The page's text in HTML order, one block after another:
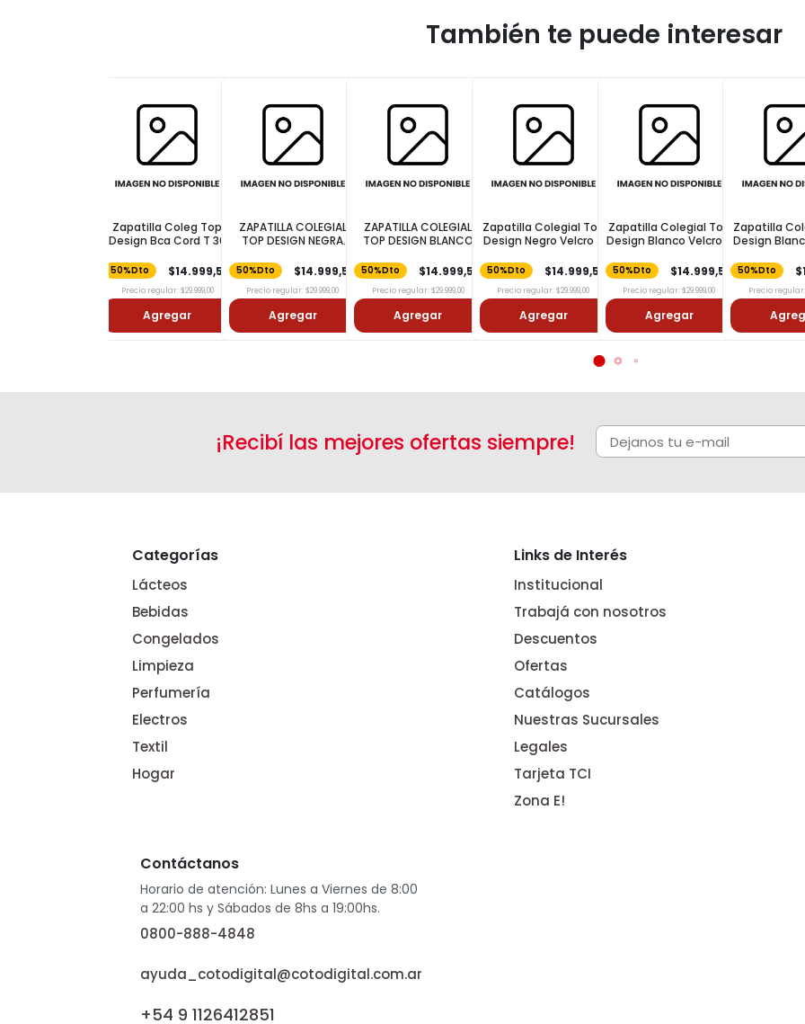
También te puede interesar
Zapatilla Coleg Top
Design Bca Cord T 30
50%Dto $14.999,50
Precio regular: $29.999,00
Agregar
ZAPATILLA COLEGIAL
TOP DESIGN NEGRA
50%Dto $14.999,50
Precio regular: $29.999,00
Agregar
ZAPATILLA COLEGIAL
TOP DESIGN BLANCO
50%Dto $14.999,50
Precio regular: $29.999,00
Agregar
Zapatilla Colegial Top
Design Negro Velcro T
50%Dto $14.999,50
Precio regular: $29.999,00
Agregar
Zapatilla Colegial Top
Design Blanco Velcro T
50%Dto $14.999,50
Precio regular: $29.999,00
Agregar
Zapatilla
Design
50%Dto
Precio regular:
¡Recibí las mejores ofertas siempre!
Categorías
Lácteos
Bebidas
Congelados
Limpieza
Perfumería
Electros
Textil
Hogar
Links de Interés
Institucional
Trabajá con nosotros
Descuentos
Ofertas
Catálogos
Nuestras Sucursales
Legales
Tarjeta TCI
Zona E!
Contáctanos
Horario de atención: Lunes a Viernes de 8:00
a 22:00 hs y Sábados de 8hs a 19:00hs.
0800-888-4848
ayuda_cotodigital@cotodigital.com.ar
+54 9 1126412851